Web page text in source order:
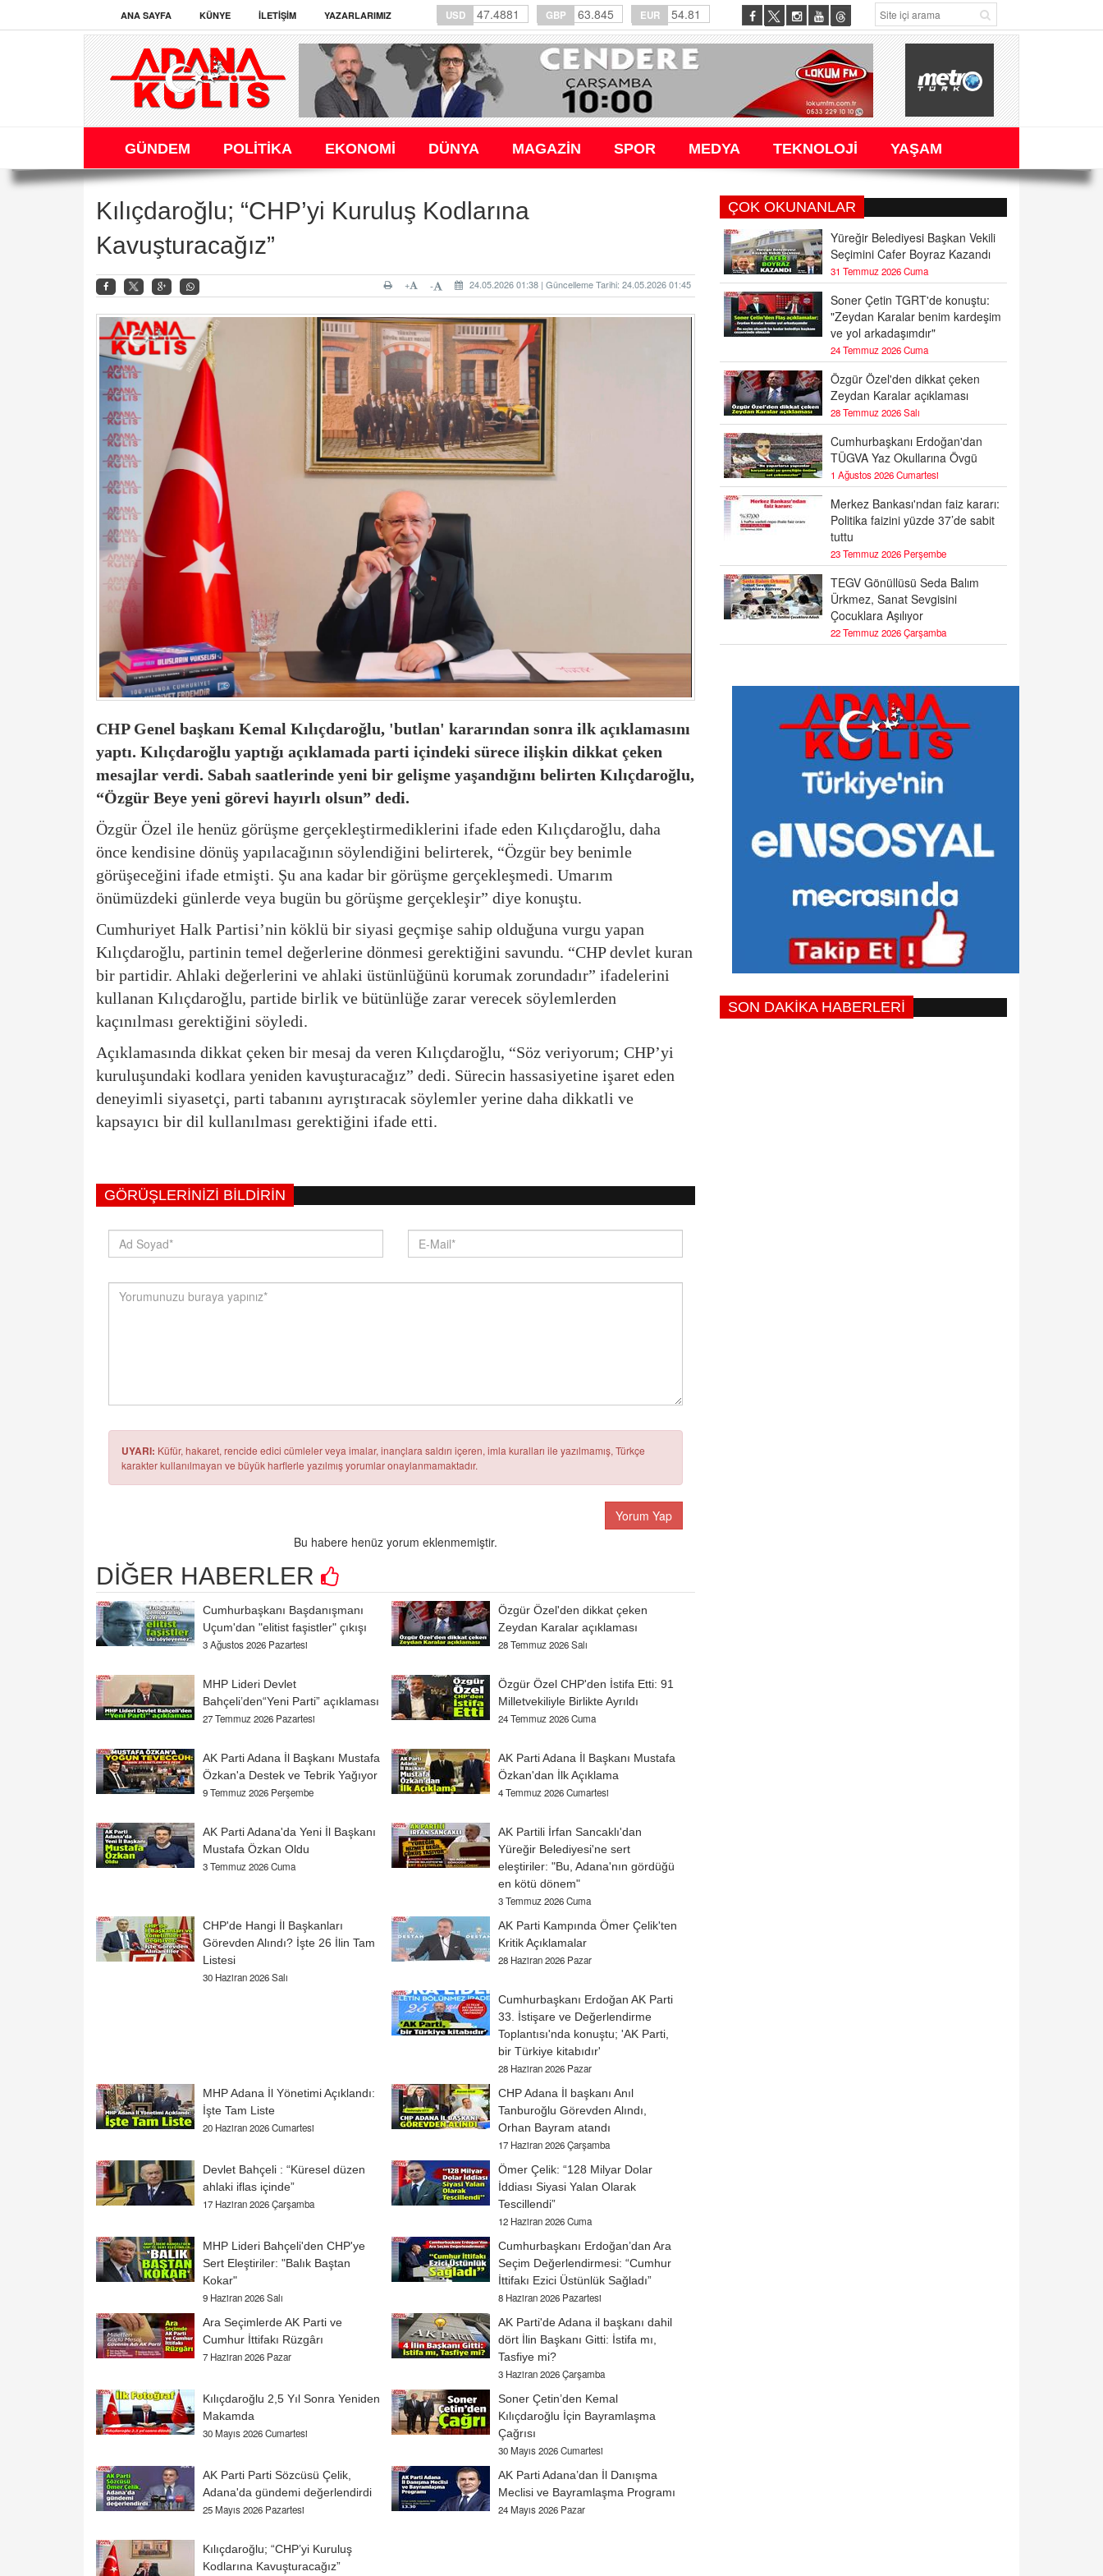
ANA SAYFA KÜNYE İLETIŞIM YAZARLARIMIZ USD 47.4881 GBP 63.845 EUR 54.81
GÜNDEM POLİTİKA EKONOMİ DÜNYA MAGAZİN SPOR MEDYA TEKNOLOJİ YAŞAM
Kılıçdaroğlu; “CHP’yi Kuruluş Kodlarına
Kavuşturacağız”
24.05.2026 01:38 | Güncelleme Tarihi: 24.05.2026 01:45
-
+
CHP Genel başkanı Kemal Kılıçdaroğlu, 'butlan' kararından sonra ilk açıklamasını
yaptı. Kılıçdaroğlu yaptığı açıklamada parti içindeki sürece ilişkin dikkat çeken
mesajlar verdi. Sabah saatlerinde yeni bir gelişme yaşandığını belirten Kılıçdaroğlu,
“Özgür Beye yeni görevi hayırlı olsun” dedi.
Özgür Özel ile henüz görüşme gerçekleştirmediklerini ifade eden Kılıçdaroğlu, daha
önce kendisine dönüş yapılacağının söylendiğini belirterek, “Özgür bey benimle
görüşeceğini ifade etmişti. Şu ana kadar bir görüşme gerçekleşmedi. Umarım
önümüzdeki günlerde veya bugün bu görüşme gerçekleşir” diye konuştu.
Cumhuriyet Halk Partisi’nin köklü bir siyasi geçmişe sahip olduğuna vurgu yapan
Kılıçdaroğlu, partinin temel değerlerine dönmesi gerektiğini savundu. “CHP devlet kuran
bir partidir. Ahlaki değerlerini ve ahlaki üstünlüğünü korumak zorundadır” ifadelerini
kullanan Kılıçdaroğlu, partide birlik ve bütünlüğe zarar verecek söylemlerden
kaçınılması gerektiğini söyledi.
Açıklamasında dikkat çeken bir mesaj da veren Kılıçdaroğlu, “Söz veriyorum; CHP’yi
kuruluşundaki kodlara yeniden kavuşturacağız” dedi. Sürecin hassasiyetine işaret eden
deneyimli siyasetçi, parti tabanını ayrıştıracak söylemler yerine daha dikkatli ve
kapsayıcı bir dil kullanılması gerektiğini ifade etti.
GÖRÜŞLERINIZI BILDIRIN
UYARI: Küfür, hakaret, rencide edici cümleler veya imalar, inançlara saldırı içeren, imla kuralları ile yazılmamış, Türkçe
karakter kullanılmayan ve büyük harflerle yazılmış yorumlar onaylanmamaktadır.
Yorum Yap
Bu habere henüz yorum eklenmemiştir.
DİĞER HABERLER
Cumhurbaşkanı Başdanışmanı
Uçum'dan "elitist faşistler" çıkışı
3 Ağustos 2026 Pazartesi
Özgür Özel'den dikkat çeken
Zeydan Karalar açıklaması
28 Temmuz 2026 Salı
MHP Lideri Devlet
Bahçeli’den“Yeni Parti” açıklaması
27 Temmuz 2026 Pazartesi
Özgür Özel CHP'den İstifa Etti: 91
Milletvekiliyle Birlikte Ayrıldı
24 Temmuz 2026 Cuma
AK Parti Adana İl Başkanı Mustafa
Özkan'a Destek ve Tebrik Yağıyor
9 Temmuz 2026 Perşembe
AK Parti Adana İl Başkanı Mustafa
Özkan'dan İlk Açıklama
4 Temmuz 2026 Cumartesi
AK Parti Adana'da Yeni İl Başkanı
Mustafa Özkan Oldu
3 Temmuz 2026 Cuma
AK Partili İrfan Sancaklı'dan
Yüreğir Belediyesi'ne sert
eleştiriler: "Bu, Adana'nın gördüğü
en kötü dönem"
3 Temmuz 2026 Cuma
CHP'de Hangi İl Başkanları
Görevden Alındı? İşte 26 İlin Tam
Listesi
30 Haziran 2026 Salı
AK Parti Kampında Ömer Çelik'ten
Kritik Açıklamalar
28 Haziran 2026 Pazar
Cumhurbaşkanı Erdoğan AK Parti
33. İstişare ve Değerlendirme
Toplantısı'nda konuştu; 'AK Parti,
bir Türkiye kitabıdır'
28 Haziran 2026 Pazar
MHP Adana İl Yönetimi Açıklandı:
İşte Tam Liste
20 Haziran 2026 Cumartesi
CHP Adana İl başkanı Anıl
Tanburoğlu Görevden Alındı,
Orhan Bayram atandı
17 Haziran 2026 Çarşamba
Devlet Bahçeli : “Küresel düzen
ahlaki iflas içinde”
17 Haziran 2026 Çarşamba
Ömer Çelik: “128 Milyar Dolar
İddiası Siyasi Yalan Olarak
Tescillendi”
12 Haziran 2026 Cuma
MHP Lideri Bahçeli'den CHP'ye
Sert Eleştiriler: "Balık Baştan
Kokar"
9 Haziran 2026 Salı
Cumhurbaşkanı Erdoğan’dan Ara
Seçim Değerlendirmesi: “Cumhur
İttifakı Ezici Üstünlük Sağladı”
8 Haziran 2026 Pazartesi
Ara Seçimlerde AK Parti ve
Cumhur İttifakı Rüzgârı
7 Haziran 2026 Pazar
AK Parti'de Adana il başkanı dahil
dört İlin Başkanı Gitti: İstifa mı,
Tasfiye mi?
3 Haziran 2026 Çarşamba
Kılıçdaroğlu 2,5 Yıl Sonra Yeniden
Makamda
30 Mayıs 2026 Cumartesi
Soner Çetin’den Kemal
Kılıçdaroğlu İçin Bayramlaşma
Çağrısı
30 Mayıs 2026 Cumartesi
AK Parti Parti Sözcüsü Çelik,
Adana'da gündemi değerlendirdi
25 Mayıs 2026 Pazartesi
AK Parti Adana’dan İl Danışma
Meclisi ve Bayramlaşma Programı
24 Mayıs 2026 Pazar
Kılıçdaroğlu; “CHP’yi Kuruluş
Kodlarına Kavuşturacağız”
ÇOK OKUNANLAR
Yüreğir Belediyesi Başkan Vekili
Seçimini Cafer Boyraz Kazandı
31 Temmuz 2026 Cuma
Soner Çetin TGRT'de konuştu:
"Zeydan Karalar benim kardeşim
ve yol arkadaşımdır"
24 Temmuz 2026 Cuma
Özgür Özel'den dikkat çeken
Zeydan Karalar açıklaması
28 Temmuz 2026 Salı
Cumhurbaşkanı Erdoğan'dan
TÜGVA Yaz Okullarına Övgü
1 Ağustos 2026 Cumartesi
Merkez Bankası'ndan faiz kararı:
Politika faizini yüzde 37’de sabit
tuttu
23 Temmuz 2026 Perşembe
TEGV Gönüllüsü Seda Balım
Ürkmez, Sanat Sevgisini
Çocuklara Aşılıyor
22 Temmuz 2026 Çarşamba
SON DAKİKA HABERLERİ